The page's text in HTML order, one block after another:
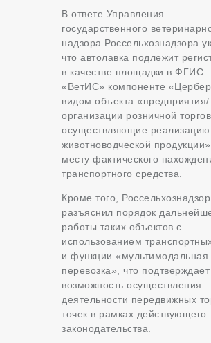
В ответе Управления
государственного
надзора Россельхознадзора
что автолавка подлежит
в качестве площадки в ФГИС
«ВетИС» компоненте
видом объекта «предприятия/
организации розничной
осуществляющие реализацию
животноводческой
месту фактического
транспортного средства.
Кроме того, Россельхознадзор
разъяснил порядок
работы таких объектов с
использованием
и функции «мультимодальная
перевозка», что подтверждает
возможность осуществления
деятельности передвижных
точек в рамках действующего
законодательства.